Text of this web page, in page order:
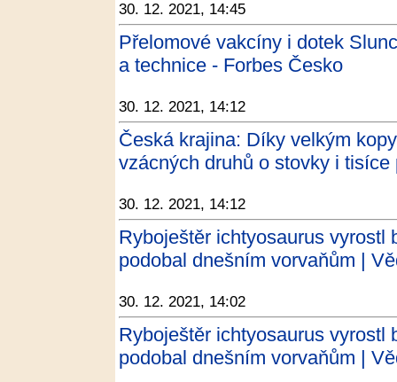
30. 12. 2021, 14:45
Přelomové vakcíny i dotek
a technice - Forbes Česko
30. 12. 2021, 14:12
Česká krajina: Díky velkým
vzácných druhů o stovky i
30. 12. 2021, 14:12
Ryboještěr ichtyosaurus vyrostl
podobal dnešním vorvaňům |
30. 12. 2021, 14:02
Ryboještěr ichtyosaurus vyrostl
podobal dnešním vorvaňům |